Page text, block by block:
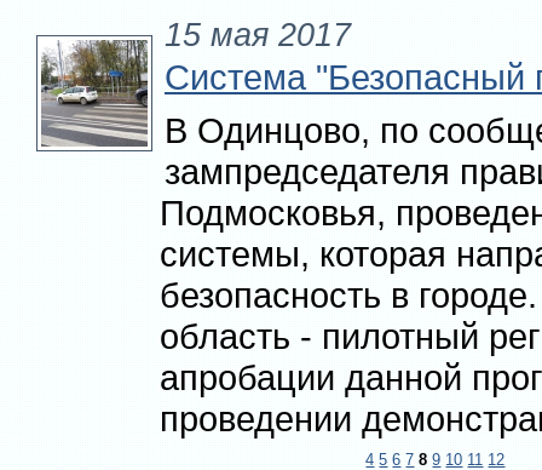
15 мая 2017
Система "Безопасный
В Одинцово, по
зампредседателя
Подмосковья,
системы, которая
безопасность в
область - пилотный
апробации данной
проведении
4 5 6 7 8 9 10 11 12